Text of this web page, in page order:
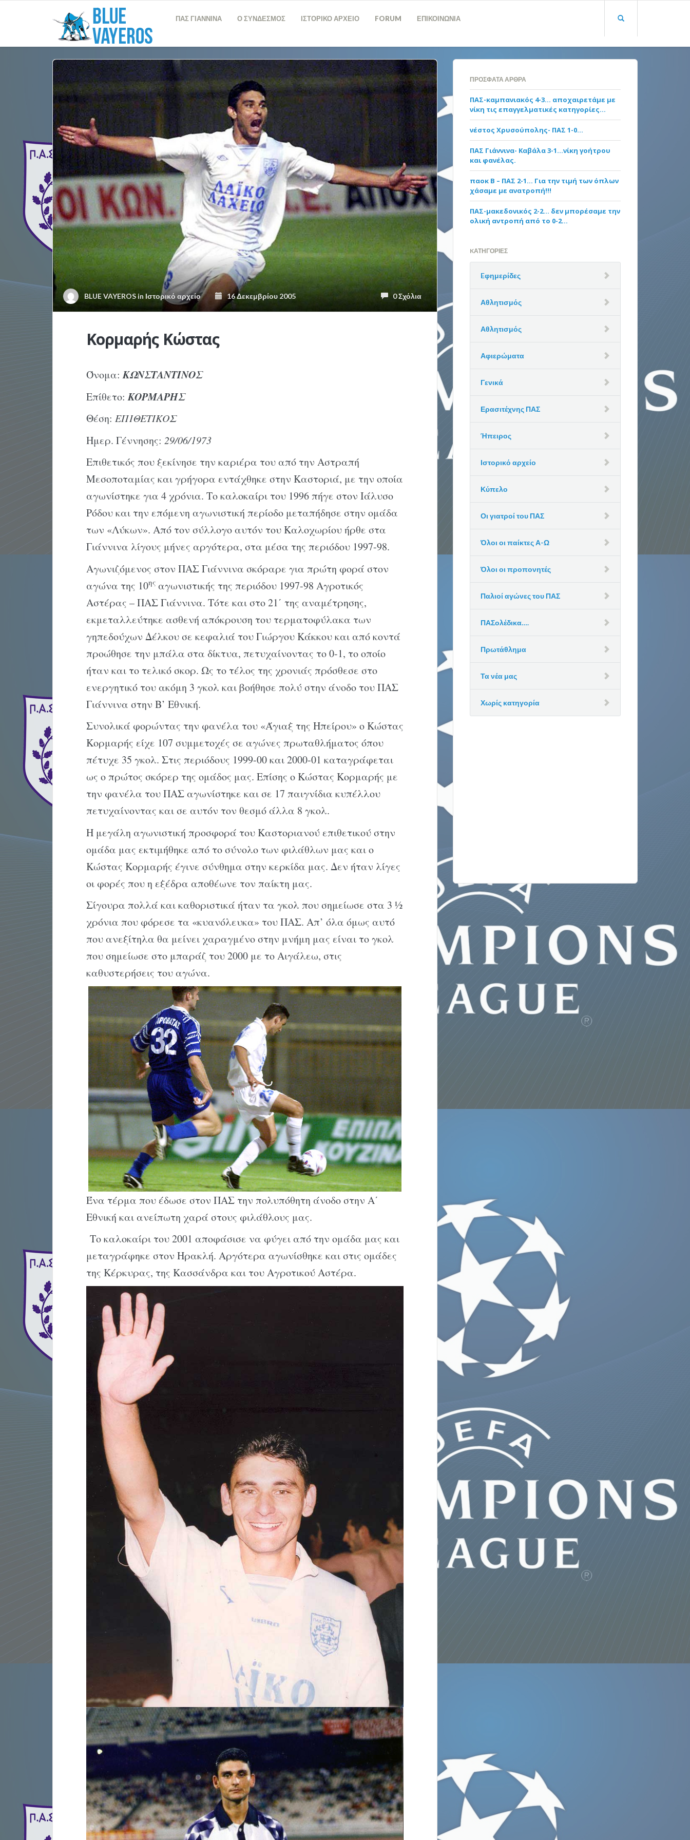
ΠΑΣ ΓΙΑΝΝΙΝΑ Ο ΣΥΝΔΕΣΜΟΣ ΙΣΤΟΡΙΚΟ ΑΡΧΕΙΟ FORUM ΕΠΙΚΟΙΝΩΝΙΑ
BLUE VAYEROS in Ιστορικό αρχείο 16 Δεκεμβρίου 2005 0 Σχόλια
Κορμαρής Κώστας
Όνομα:ΚΩΝΣΤΑΝΤΙΝΟΣ
Επίθετο:ΚΟΡΜΑΡΗΣ
Θέση: ΕΠΙΘΕΤΙΚΟΣ
Ημερ. Γέννησης: 29/06/1973
Επιθετικός που ξεκίνησε την καριέρα του από την Αστραπή
Μεσοποταμίας και γρήγορα εντάχθηκε στην Καστοριά, με την οποία
αγωνίστηκε για 4 χρόνια. Το καλοκαίρι του 1996 πήγε στον Ιάλυσο
Ρόδου και την επόμενη αγωνιστική περίοδο μεταπήδησε στην ομάδα
των «Λύκων». Από τον σύλλογο αυτόν του Καλοχωρίου ήρθε στα
Γιάννινα λίγους μήνες αργότερα, στα μέσα της περιόδου 1997-98.
Αγωνιζόμενος στον ΠΑΣ Γιάννινα σκόραρε για πρώτη φορά στον
αγώνα της 10ηςαγωνιστικής της περιόδου 1997-98 Αγροτικός
Αστέρας – ΠΑΣ Γιάννινα. Τότε και στο 21΄ της αναμέτρησης,
εκμεταλλεύτηκε ασθενή απόκρουση του τερματοφύλακα των
γηπεδούχων Δέλκου σε κεφαλιά του Γιώργου Κάκκου και από κοντά
προώθησε την μπάλα στα δίκτυα, πετυχαίνοντας το 0-1, το οποίο
ήταν και το τελικό σκορ. Ως το τέλος της χρονιάς πρόσθεσε στο
ενεργητικό του ακόμη 3 γκολ και βοήθησε πολύ στην άνοδο του ΠΑΣ
Γιάννινα στην Β’ Εθνική.
Συνολικά φορώντας την φανέλα του «Άγιαξ της Ηπείρου» ο Κώστας
Κορμαρής είχε 107 συμμετοχές σε αγώνες πρωταθλήματος όπου
πέτυχε 35 γκολ. Στις περιόδους 1999-00 και 2000-01 καταγράφεται
ως ο πρώτος σκόρερ της ομάδος μας. Επίσης ο Κώστας Κορμαρής με
την φανέλα του ΠΑΣ αγωνίστηκε και σε 17 παιγνίδια κυπέλλου
πετυχαίνοντας και σε αυτόν τον θεσμό άλλα 8 γκολ.
Η μεγάλη αγωνιστική προσφορά του Καστοριανού επιθετικού στην
ομάδα μας εκτιμήθηκε από το σύνολο των φιλάθλων μας και ο
Κώστας Κορμαρής έγινε σύνθημα στην κερκίδα μας. Δεν ήταν λίγες
οι φορές που η εξέδρα αποθέωνε τον παίκτη μας.
Σίγουρα πολλά και καθοριστικά ήταν τα γκολ που σημείωσε στα 3 ½
χρόνια που φόρεσε τα «κυανόλευκα» του ΠΑΣ. Απ’ όλα όμως αυτό
που ανεξίτηλα θα μείνει χαραγμένο στην μνήμη μας είναι το γκολ
που σημείωσε στο μπαράζ του 2000 με το Αιγάλεω, στις
καθυστερήσεις του αγώνα.
Ένα τέρμα που έδωσε στον ΠΑΣ την πολυπόθητη άνοδο στην Α΄
Εθνική και ανείπωτη χαρά στους φιλάθλους μας.
Το καλοκαίρι του 2001 αποφάσισε να φύγει από την ομάδα μας και
μεταγράφηκε στον Ηρακλή. Αργότερα αγωνίσθηκε και στις ομάδες
της Κέρκυρας, της Κασσάνδρα και του Αγροτικού Αστέρα.
ΠΡΌΣΦΑΤΑ ΆΡΘΡΑ
ΠΑΣ-καμπανιακός 4-3… αποχαιρετάμε με
νίκη τις επαγγελματικές κατηγορίες…
νέστος Χρυσούπολης- ΠΑΣ 1-0…
ΠΑΣ Γιάννινα- Καβάλα 3-1…νίκη γοήτρου
και φανέλας.
παοκ Β – ΠΑΣ 2-1… Για την τιμή των όπλων
χάσαμε με ανατροπή!!!
ΠΑΣ-μακεδονικός 2-2… δεν μπορέσαμε την
ολική αντροπή από το 0-2…
KΑΤΗΓΟΡΊΕΣ
Eφημερίδες
Αθλητισμός
Αθλητισμός
Αφιερώματα
Γενικά
Ερασιτέχνης ΠΑΣ
Ήπειρος
Ιστορικό αρχείο
Κύπελο
Οι γιατροί του ΠΑΣ
Όλοι οι παίκτες Α-Ω
Όλοι οι προπονητές
Παλιοί αγώνες του ΠΑΣ
ΠΑΣολέδικα….
Πρωτάθλημα
Τα νέα μας
Χωρίς κατηγορία